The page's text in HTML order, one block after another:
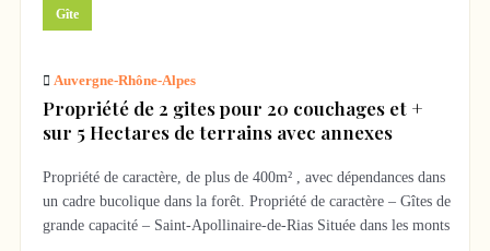
Gîte
Auvergne-Rhône-Alpes
Propriété de 2 gites pour 20 couchages et +
sur 5 Hectares de terrains avec annexes
Propriété de caractère, de plus de 400m² , avec dépendances dans
un cadre bucolique dans la forêt. Propriété de caractère – Gîtes de
grande capacité – Saint-Apollinaire-de-Rias Située dans les monts